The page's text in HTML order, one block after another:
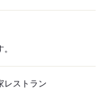
レストラン